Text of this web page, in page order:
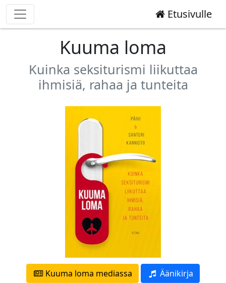
Etusivulle
Kuuma loma
Kuinka seksiturismi liikuttaa
ihmisiä, rahaa ja tunteita
Kuuma loma mediassa Äänikirja